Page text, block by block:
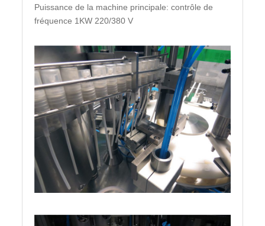
Puissance de la machine principale: contrôle de
fréquence 1KW 220/380 V